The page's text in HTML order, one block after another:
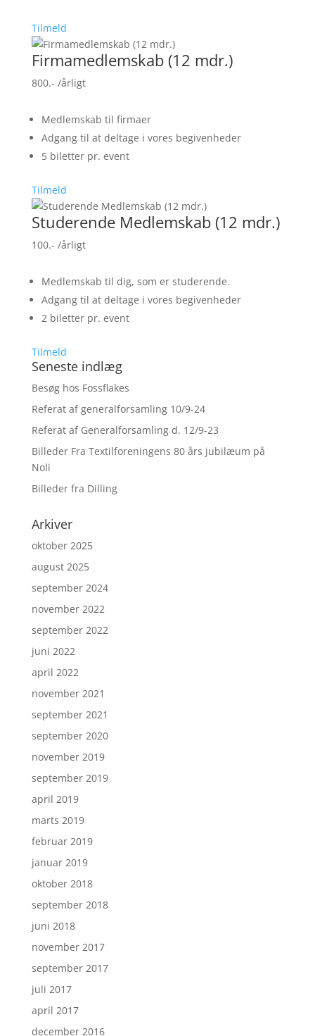
Tilmeld
Firmamedlemskab (12 mdr.)
800.- /årligt
Medlemskab til firmaer
Adgang til at deltage i vores begivenheder
5 biletter pr. event
Tilmeld
Studerende Medlemskab (12 mdr.)
100.- /årligt
Medlemskab til dig, som er studerende.
Adgang til at deltage i vores begivenheder
2 biletter pr. event
Tilmeld
Seneste indlæg
Besøg hos Fossflakes
Referat af generalforsamling 10/9-24
Referat af Generalforsamling d. 12/9-23
Billeder Fra Textilforeningens 80 års jubilæum på
Noli
Billeder fra Dilling
Arkiver
oktober 2025
august 2025
september 2024
november 2022
september 2022
juni 2022
april 2022
november 2021
september 2021
september 2020
november 2019
september 2019
april 2019
marts 2019
februar 2019
januar 2019
oktober 2018
september 2018
juni 2018
november 2017
september 2017
juli 2017
april 2017
december 2016